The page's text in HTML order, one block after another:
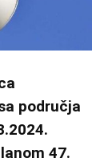
područja
47.